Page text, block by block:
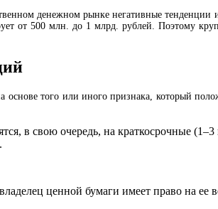
денежном рынке негативные
от 500 млн. до 1 млрд. рублей. Поэтому
основе того или иного признака, который
в свою очередь, на краткосрочные
ценной бумаги имеет право на